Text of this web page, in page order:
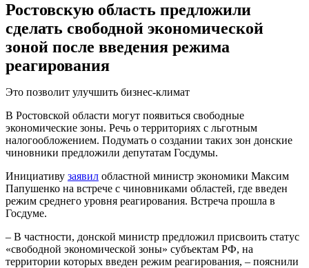
Ростовскую область предложили
сделать свободной экономической
зоной после введения режима
реагирования
Это позволит улучшить бизнес-климат
В Ростовской области могут появиться свободные
экономические зоны. Речь о территориях с льготным
налогообложением. Подумать о создании таких зон донские
чиновники предложили депутатам Госдумы.
Инициативу заявил областной министр экономики Максим
Папушенко на встрече с чиновниками областей, где введен
режим среднего уровня реагирования. Встреча прошла в
Госдуме.
– В частности, донской министр предложил присвоить статус
«свободной экономической зоны» субъектам РФ, на
территории которых введен режим реагирования, – пояснили